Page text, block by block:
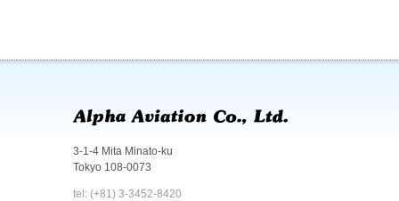
3-1-4 Mita Minato-ku
Tokyo 108-0073
tel: (+81) 3-3452-8420